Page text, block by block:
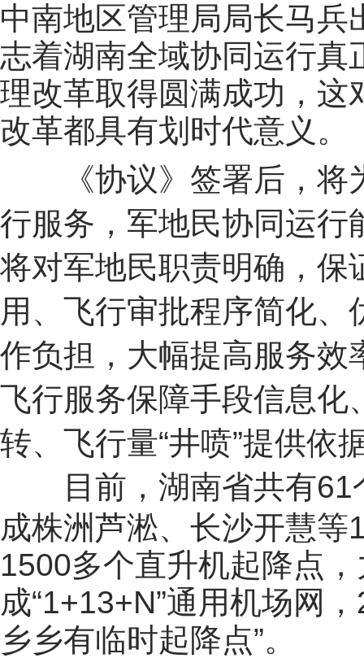
中南地区管理局局长马兵
志着湖南全域协同运行真
理改革取得圆满成功 ，这
改革都具有划时代意义 。
《协议》签署后，将
行服务，军地民协同运行
将对军地民职责明确，保
用、飞行审批程序简化
作负担，大幅提高服务效
飞行服务保障手段信息化
转、飞行量“井喷”提供依
目前，湖南省共有61
成株洲芦淞、长沙开慧
1500多个直升机起降点
成“1+13+N”通用机场网
乡乡有临时起降点”。